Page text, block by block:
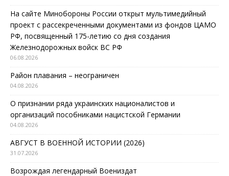
На сайте Минобороны России открыт мультимедийный
проект с рассекреченными документами из фондов ЦАМО
РФ, посвященный 175-летию со дня создания
Железнодорожных войск ВС РФ
06.08.2026
Район плавания – неограничен
04.08.2026
О признании ряда украинских националистов и
организаций пособниками нацистской Германии
04.08.2026
АВГУСТ В ВОЕННОЙ ИСТОРИИ (2026)
31.07.2026
Возрождая легендарный Воениздат